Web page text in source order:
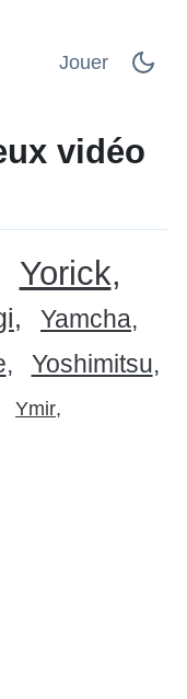
Jouer
vidéo
Yorick
Yamcha
Yoshimitsu
Ymir